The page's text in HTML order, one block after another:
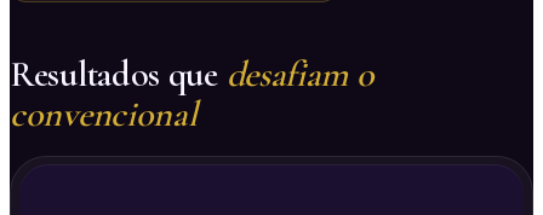
Resultados que desafiam o
convencional